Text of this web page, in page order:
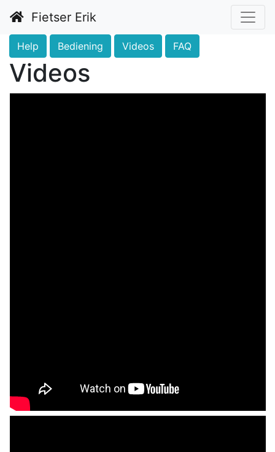
Fietser Erik
Help Bediening Videos FAQ
Videos